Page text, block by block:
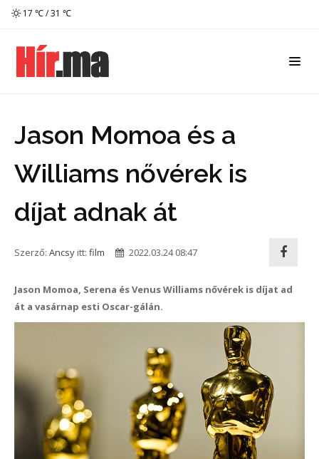
17 ℃ / 31 ℃
Jason Momoa és a
Williams nővérek is
díjat adnak át
Szerző: Ancsy itt: film 2022.03.24 08:47
Jason Momoa, Serena és Venus Williams nővérek is díjat ad
át a vasárnap esti Oscar-gálán.